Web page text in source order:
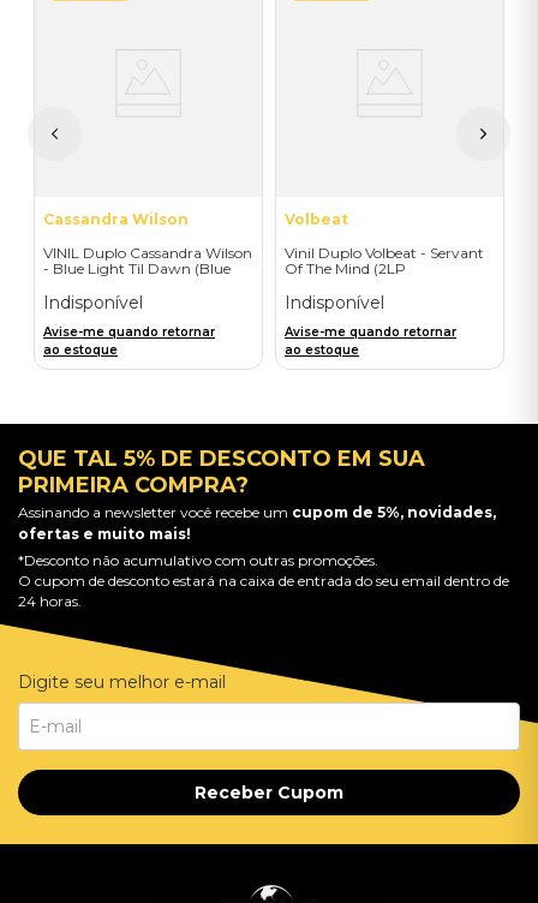
Cassandra Wilson
VINIL Duplo Cassandra Wilson
- Blue Light Til Dawn (Blue
Indisponível
Avise-me quando retornar
ao estoque
Volbeat
Vinil Duplo Volbeat - Servant
Of The Mind (2LP
Importado
Indisponível
Avise-me quando retornar
ao estoque
QUE TAL 5% DE DESCONTO EM SUA
PRIMEIRA COMPRA?
Assinando a newsletter você recebe um cupom de 5%, novidades,
ofertas e muito mais!
*Desconto não acumulativo com outras promoções.
O cupom de desconto estará na caixa de entrada do seu email dentro de
24 horas.
Digite seu melhor e-mail
Receber Cupom